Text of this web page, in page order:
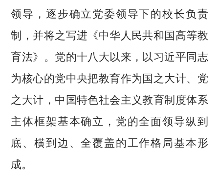
领导，逐步确立党委领导下的校长负责
制，并将之写进《中华人民共和国高等教
育法》。党的十八大以来，以习近平同志
为核心的党中央把教育作为国之大计、党
之大计，中国特色社会主义教育制度体系
主体框架基本确立，党的全面领导纵到
底、横到边、全覆盖的工作格局基本形
成。